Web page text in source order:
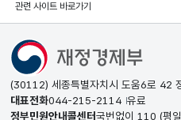
관련 사이트 바로가기
(30112) 세종특별자치시 도움6로 42
대표전화044-215-2114 유료
정부민원안내콜센터국번없이 110 (평